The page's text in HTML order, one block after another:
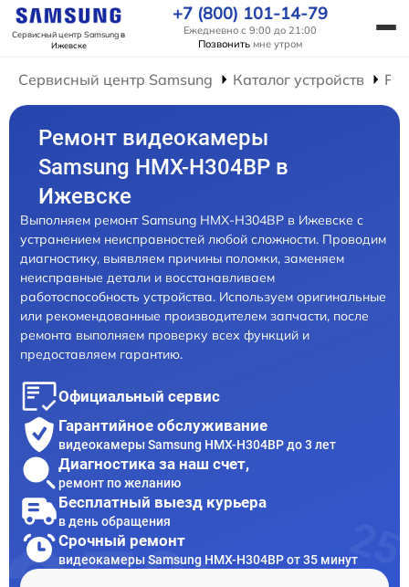
Сервисный центр Samsungв
Ижевске
+7 (800) 101-14-79
Ежедневно с 9:00 до 21:00
Позвонить мне утром
Сервисный центр Samsung Каталог устройств
Ремонт видеокамеры
Samsung HMX-H304BP в
Ижевске
Выполняем ремонт Samsung HMX-H304BP в Ижевске с
устранением неисправностей любой сложности. Проводим
диагностику, выявляем причины поломки, заменяем
неисправные детали и восстанавливаем
работоспособность устройства. Используем оригинальные
или рекомендованные производителем запчасти, после
ремонта выполняем проверку всех функций и
предоставляем гарантию.
Официальный сервис
Гарантийное обслуживание
видеокамеры Samsung HMX-H304BP до 3 лет
Диагностика за наш счет,
ремонт по желанию
Бесплатный выезд курьера
в день обращения
Срочный ремонт
видеокамеры Samsung HMX-H304BP от 35 минут